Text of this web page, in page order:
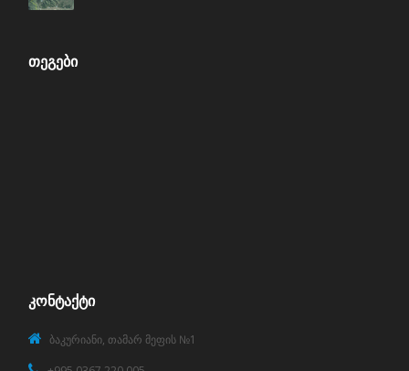
ᲗᲔᲒᲔᲑᲘ
ᲙᲝᲜᲢᲐᲥᲢᲘ
ბაკურიანი, თამარ მეფის №1